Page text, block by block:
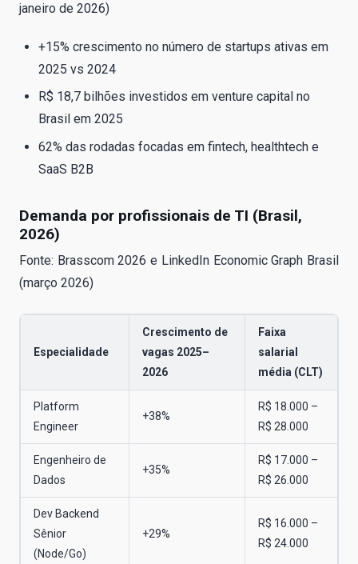
janeiro de 2026)
+15% crescimento no número de startups ativas em
2025 vs 2024
R$ 18,7 bilhões investidos em venture capital no
Brasil em 2025
62% das rodadas focadas em fintech, healthtech e
SaaS B2B
Demanda por profissionais de TI (Brasil,
2026)
Fonte: Brasscom 2026 e LinkedIn Economic Graph Brasil
(março 2026)
Especialidade
Crescimento de
vagas 2025–
2026
Faixa
salarial
média (CLT)
Platform
Engineer
+38%
R$ 18.000 –
R$ 28.000
Engenheiro de
Dados
+35%
R$ 17.000 –
R$ 26.000
Dev Backend
Sênior
(Node/Go)
+29%
R$ 16.000 –
R$ 24.000